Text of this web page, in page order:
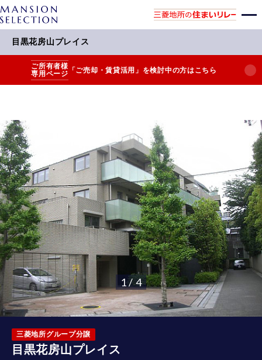
目黒花房山プレイス
ご所有者様
専用ページ 「ご売却・賃貸活用」を検討中の方はこちら
1 / 4
三菱地所グループ分譲
目黒花房山プレイス